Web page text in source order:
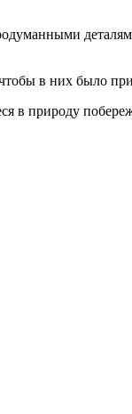
в них было
природу